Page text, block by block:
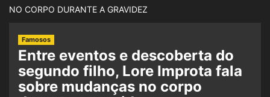
NO CORPO DURANTE A GRAVIDEZ
Famosos
Entre eventos e descoberta do
segundo filho, Lore Improta fala
sobre mudanças no corpo